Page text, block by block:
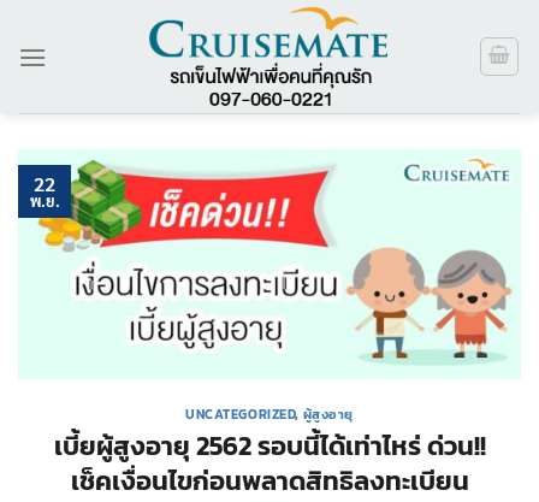
22
พ.ย.
UNCATEGORIZED, ผู้สูงอายุ
เบี้ยผู้สูงอายุ 2562 รอบนี้ได้เท่าไหร่ ด่วน!!
เช็คเงื่อนไขก่อนพลาดสิทธิลงทะเบียน